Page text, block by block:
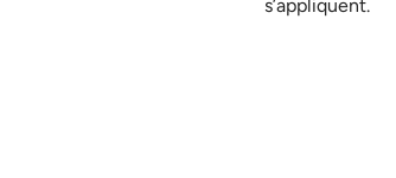
s’appliquent.